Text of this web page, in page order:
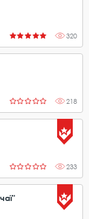
320
218
233